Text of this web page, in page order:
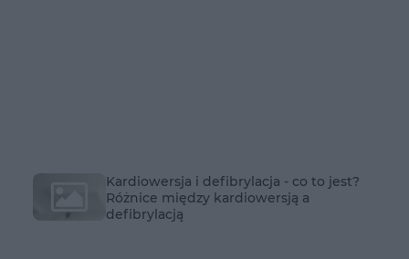
Kardiowersja i defibrylacja - co to jest?
Różnice między kardiowersją a
defibrylacją